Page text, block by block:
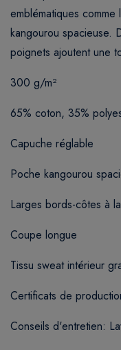
emblématiques
kangourou spacieuse.
poignets ajoutent une
300 g/m²
65% coton, 35%
Capuche réglable
Poche kangourou
Larges bords-côtes à
Coupe longue
Tissu sweat intérieur
Certificats de
Conseils d'entretien: